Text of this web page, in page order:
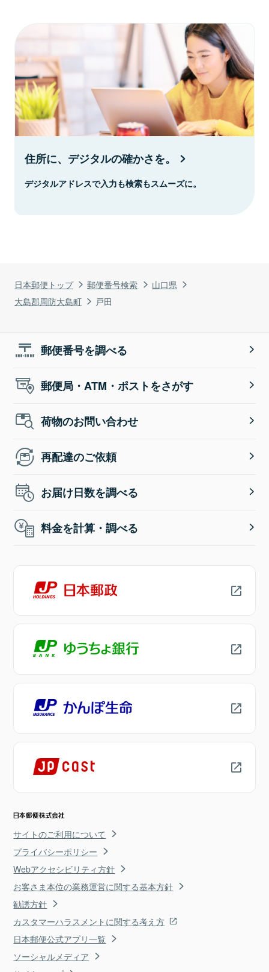
日本郵便トップ 郵便番号検索
山口県
大島郡周防大島町
戸田
住所に、デジタルの確かさを。
デジタルアドレスで入力も検索もスムーズに。
郵便番号を調べる
郵便局・ATM・ポストをさがす
荷物のお問い合わせ
再配達のご依頼
お届け日数を調べる
料金を計算・調べる
サイトのご利用について
プライバシーポリシー
Webアクセシビリティ方針
お客さま本位の業務運営に関する基本方針
勧誘方針
カスタマーハラスメントに関する考え方
日本郵便公式アプリ一覧
ソーシャルメディア